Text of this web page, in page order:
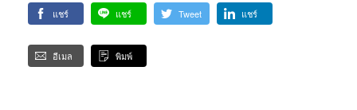
แชร์ แชร์ Tweet แชร์
อีเมล พิมพ์